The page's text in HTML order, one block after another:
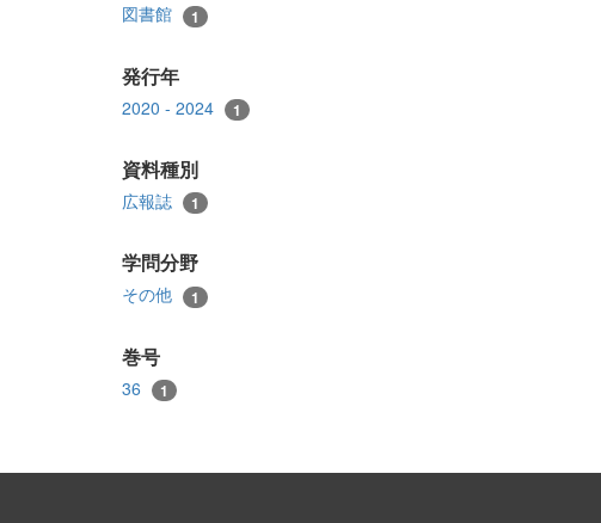
図書館 1
発行年
2020 - 2024 1
資料種別
広報誌 1
学問分野
その他 1
巻号
36 1